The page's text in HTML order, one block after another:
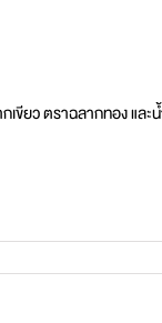
ขียว ตราฉลากทอง แล